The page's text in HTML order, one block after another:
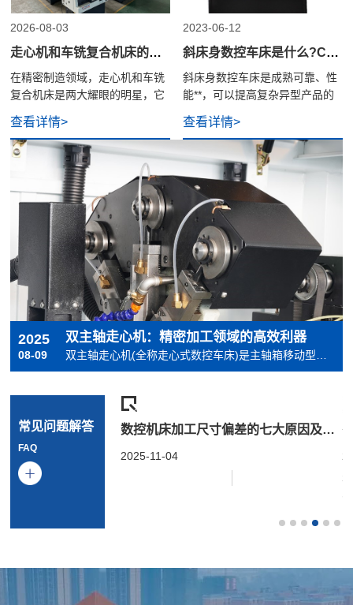
2026-08-03
走心机和车铣复合机床的区别是什么？
在精密制造领域，走心机和车铣
复合机床是两大耀眼的明星，它
们都以高度集成化和高效率著
称。然而，两者的设计哲学、工
作原理和使用场景有着本质的不
同。本文将为你深入剖析它们在
原理、结构特点及核心优势上的
区别，帮助您在选型与应用时做
出清晰判断。#走心机#走心机厂
家# #国产走心机#
查看详情>
2023-06-12
斜床身数控车床是什么?CK6136数控车床常见故障因素与解决计划方案?
斜床身数控车床是成熟可靠、性
能**，可以提高复杂异型产品的
加工效率和加工精度。不仅械设
备装置、液压传动系统，又有电
气控制系统一部分和软件系统等
查看详情>
2025
08-09
双主轴走心机：精密加工领域的高效利器
双主轴走心机(全称走心式数控车床)是主轴箱移动型数控自动车床的进阶版本，通过双主轴结构与走心技术的结合，实现了精密加工领域的突破性创新
常见问题解答
FAQ
冬季如何选择合适自己的数控车床
2024-11-25
想看，它们就像是那些能干的小助手，能够精
程序自动完成各种加工任务。现在是2024年
冬季，准备进行一次加工热潮。你知道如何选